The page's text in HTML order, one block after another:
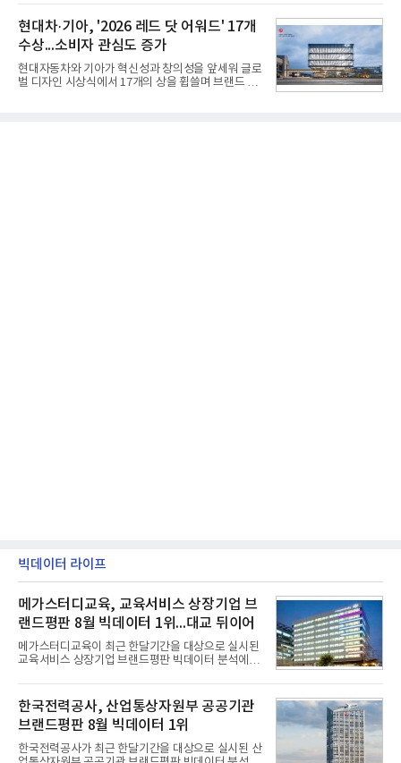
등으로 이전
기존 미사일체계를 대체할 중고도 및 중거리 대공미
사일을 개발하기로 결정했다.처음 KM-SAM 사업으로
불린 이 사업의 명칭은 호크(Iron Hawk, 철매)를 대체
한다는 의미에서 ‘철매Ⅱ’ 로 정해졌다. 철매Ⅱ 개발
사업은 미사일체계 완성 후인 2011년 ‘천궁(天弓)’으
로 다시 장비명이 바뀌었다. 17개 업체와 관련 기관이
참여한 가운데 LIG 넥스원은 탐색 개발에서 체계개발
현대차·기아, '2026 레드 닷 어워드' 17개
수상...소비자 관심도 증가
현대자동차와 기아가 혁신성과 창의성을 앞세워 글로
벌 디자인 시상식에서 17개의 상을 휩쓸며 브랜드 경
빅데이터 라이프
메가스터디교육, 교육서비스 상장기업 브
랜드평판 8월 빅데이터 1위...대교 뒤이어
메가스터디교육이 최근 한달기간을 대상으로 실시된
교육서비스 상장기업 브랜드평판 빅데이터 분석에서
일 한국기업평판연구소(소장 구창환)는 국내 교육서
비스 상장기업 브랜드를 대상으로 지난 7월 7일부터
8월 7일까지 수집된 소비자 빅데이터 10,074,233건
을 분석한 결과, 메가스터디교육이 브랜드평판지수
1,710,926을 기록하며 8월 1위에 올랐다고 밝혔다.
분석에 활용된 빅데이터는 지난 7월(9,491,206건) 대
한국전력공사, 산업통상자원부 공공기관
브랜드평판 8월 빅데이터 1위
한국전력공사가 최근 한달기간을 대상으로 실시된 산